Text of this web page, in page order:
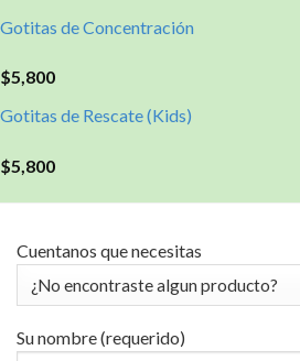
Gotitas de Concentración
$5,800
Gotitas de Rescate (Kids)
$5,800
Cuentanos que necesitas
Su nombre (requerido)